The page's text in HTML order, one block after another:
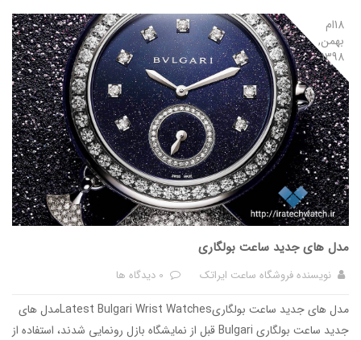
18ام
بهمن,
1398
مدل های جدید ساعت بولگاری
نویسندهفروشگاه ساعت ایراتک 0 دیدگاه ها
مدل های جدید ساعت بولگاریLatest Bulgari Wrist Watchesمدل های
جدید ساعت بولگاری Bulgari قبل از نمایشگاه بازل رونمایی شدند، استفاده از